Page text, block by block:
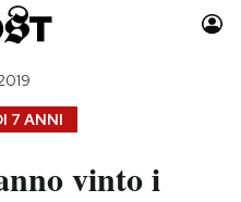
Auto
Moda
7 ANNI
vinto i